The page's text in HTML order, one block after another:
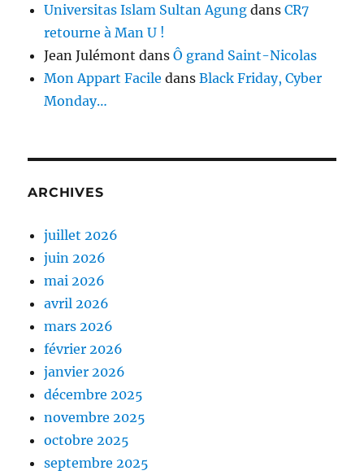
Universitas Islam Sultan Agung dansCR7
retourne à Man U !
Jean Julémont dansÔ grand Saint-Nicolas
Mon Appart Facile dansBlack Friday, Cyber
Monday…
ARCHIVES
juillet 2026
juin 2026
mai 2026
avril 2026
mars 2026
février 2026
janvier 2026
décembre 2025
novembre 2025
octobre 2025
septembre 2025